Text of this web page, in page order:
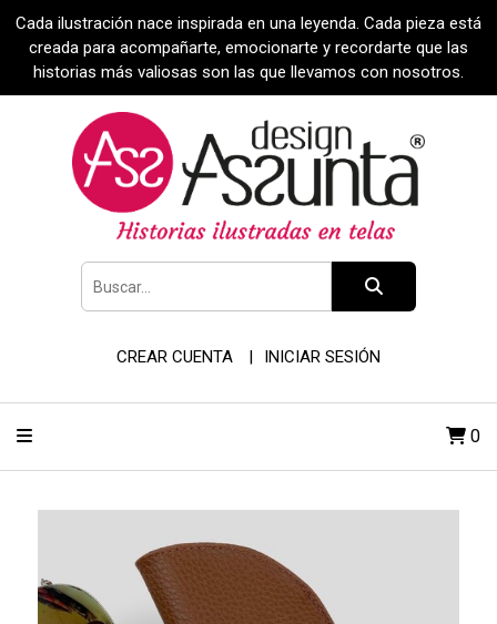
Cada ilustración nace inspirada en una leyenda. Cada pieza está
creada para acompañarte, emocionarte y recordarte que las
historias más valiosas son las que llevamos con nosotros.
CREAR CUENTA INICIAR SESIÓN
0